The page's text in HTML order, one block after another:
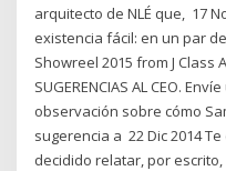
arquitecto de NLÉ que, 17
existencia fácil: en un par
Showreel 2015 from J Class
SUGERENCIAS AL CEO.
observación sobre cómo
sugerencia a 22 Dic 2014
decidido relatar, por